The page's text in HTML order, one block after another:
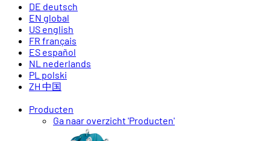
DE deutsch
EN global
US english
FR français
ES español
NL nederlands
PL polski
ZH 中国
Producten
Ga naar overzicht 'Producten'